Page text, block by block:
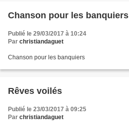
Chanson pour les banquiers
Publié le 29/03/2017 à 10:24
Par christiandaguet
Chanson pour les banquiers
Rêves voilés
Publié le 23/03/2017 à 09:25
Par christiandaguet